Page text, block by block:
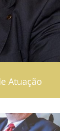
Atuação